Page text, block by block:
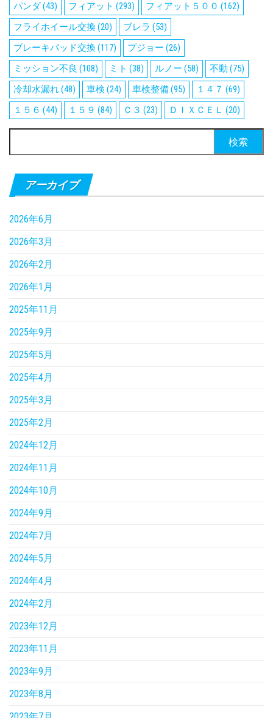
パンダ(43) フィアット (293) フィアット５００ (162)
フライホイール交換(20) ブレラ (53)
ブレーキパッド交換(117) プジョー (26)
ミッション不良 (108) ミト (38) ルノー (58) 不動 (75)
冷却水漏れ(48) 車検 (24) 車検整備(95) １４７ (69)
１５６ (44) １５９ (84) Ｃ３ (23) ＤＩＸＣＥＬ (20)
索:
アーカイブ
2026年6月
2026年3月
2026年2月
2026年1月
2025年11月
2025年9月
2025年5月
2025年4月
2025年3月
2025年2月
2024年12月
2024年11月
2024年10月
2024年9月
2024年7月
2024年5月
2024年4月
2024年2月
2023年12月
2023年11月
2023年9月
2023年8月